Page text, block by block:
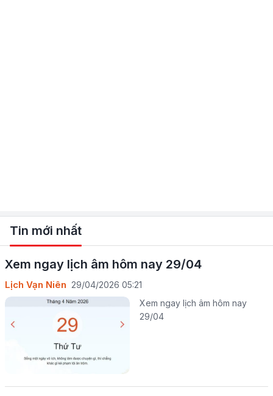
Tin mới nhất
Xem ngay lịch âm hôm nay 29/04
Lịch Vạn Niên 29/04/2026 05:21
Xem ngay lịch âm hôm nay
29/04